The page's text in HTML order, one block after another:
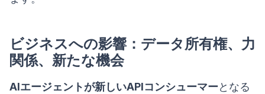
ビジネスへの影響：データ所有権、力
関係、新たな機会
AIエージェントが新しいAPIコンシューマーとなる